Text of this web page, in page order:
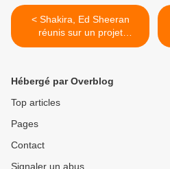
< Shakira, Ed Sheeran
réunis sur un projet
innatendu.
Hébergé par Overblog
Top articles
Pages
Contact
Signaler un abus